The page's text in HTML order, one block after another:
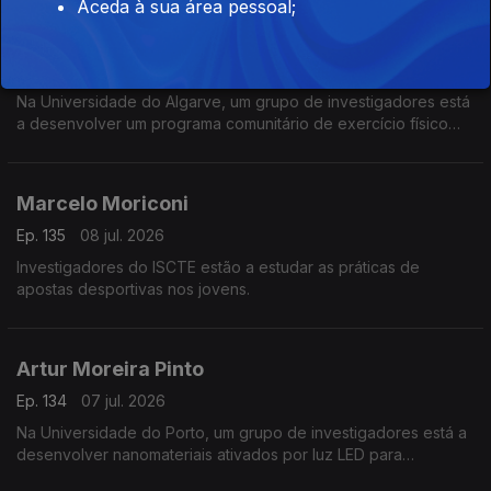
Na Universidade do Algarve, um grupo de investigadores está
a desenvolver um programa comunitário de exercício físico
Marcelo Moriconi
Ep. 135
08 jul. 2026
Investigadores do ISCTE estão a estudar as práticas de
apostas desportivas nos jovens.
Artur Moreira Pinto
Ep. 134
07 jul. 2026
Na Universidade do Porto, um grupo de investigadores está a
desenvolver nanomateriais ativados por luz LED para
Aceda à sua área pessoal;